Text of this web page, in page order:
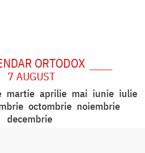
ORTODOX
7 AUGUST
martie aprilie mai iunie iulie
octombrie noiembrie
decembrie